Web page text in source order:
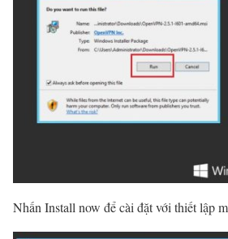
Nhấn Install now để cài đặt với thiết lập